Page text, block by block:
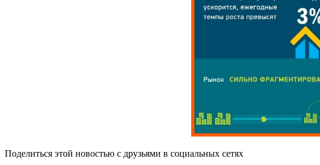
Поделиться этой новостью с друзьями в социальных сетях